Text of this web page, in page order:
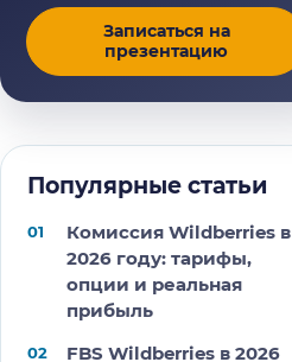
Популярные статьи
Комиссия Wildberries в
2026 году: тарифы,
опции и реальная
прибыль
FBS Wildberries в 2026
Записаться на
презентацию